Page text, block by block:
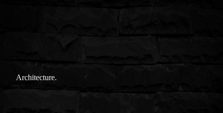
Architecture.